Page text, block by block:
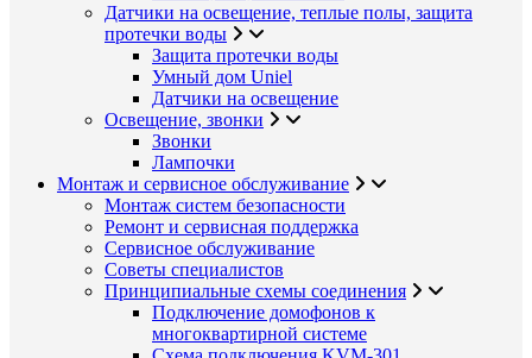
Датчики на освещение, теплые полы, защита
протечки воды
Защита протечки воды
Умный дом Uniel
Датчики на освещение
Освещение, звонки
Звонки
Лампочки
Монтаж и сервисное обслуживание
Монтаж систем безопасности
Ремонт и сервисная поддержка
Сервисное обслуживание
Советы специалистов
Принципиальные схемы соединения
Подключение домофонов к
многоквартирной системе